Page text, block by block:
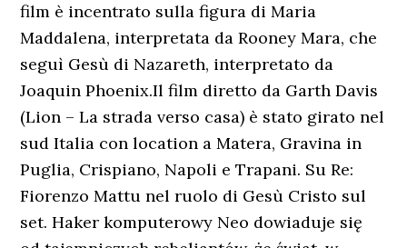
film è incentrato sulla figura di Maria
Maddalena, interpretata da Rooney Mara, che
seguì Gesù di Nazareth, interpretato da
Joaquin Phoenix.Il film diretto da Garth Davis
(Lion – La strada verso casa) è stato girato nel
sud Italia con location a Matera, Gravina in
Puglia, Crispiano, Napoli e Trapani. Su Re:
Fiorenzo Mattu nel ruolo di Gesù Cristo sul
set. Haker komputerowy Neo dowiaduje się